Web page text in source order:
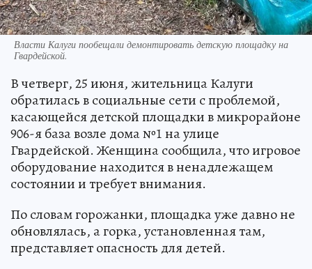
Власти Калуги пообещали демонтировать детскую площадку на
Гвардейской.
В четверг, 25 июня, жительница Калуги
обратилась в социальные сети с проблемой,
касающейся детской площадки в микрорайоне
906-я база возле дома №1 на улице
Гвардейской. Женщина сообщила, что игровое
оборудование находится в ненадлежащем
состоянии и требует внимания.
По словам горожанки, площадка уже давно не
обновлялась, а горка, установленная там,
представляет опасность для детей.